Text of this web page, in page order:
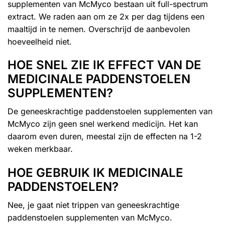
supplementen van McMyco bestaan uit full-spectrum
extract. We raden aan om ze 2x per dag tijdens een
maaltijd in te nemen. Overschrijd de aanbevolen
hoeveelheid niet.
HOE SNEL ZIE IK EFFECT VAN DE
MEDICINALE PADDENSTOELEN
SUPPLEMENTEN?
De geneeskrachtige paddenstoelen supplementen van
McMyco zijn geen snel werkend medicijn. Het kan
daarom even duren, meestal zijn de effecten na 1-2
weken merkbaar.
HOE GEBRUIK IK MEDICINALE
PADDENSTOELEN?
Nee, je gaat niet trippen van geneeskrachtige
paddenstoelen supplementen van McMyco.